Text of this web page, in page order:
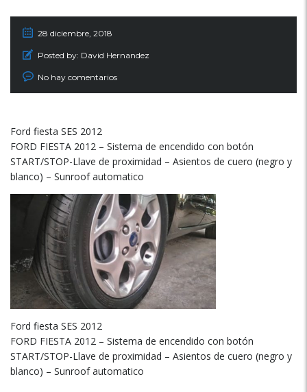
28 diciembre, 2018
Posted by: David Hernandez
No hay comentarios
Ford fiesta SES 2012
FORD FIESTA 2012 – Sistema de encendido con botón
START/STOP-Llave de proximidad – Asientos de cuero (negro y
blanco) – Sunroof automatico
Ford fiesta SES 2012
FORD FIESTA 2012 – Sistema de encendido con botón
START/STOP-Llave de proximidad – Asientos de cuero (negro y
blanco) – Sunroof automatico